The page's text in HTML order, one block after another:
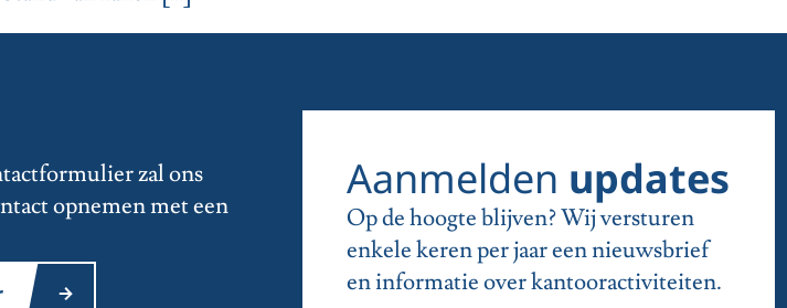
zal ons
opnemen met een
Aanmelden updates
Op de hoogte blijven? Wij versturen
enkele keren per jaar een nieuwsbrief
en informatie over kantooractiviteiten.